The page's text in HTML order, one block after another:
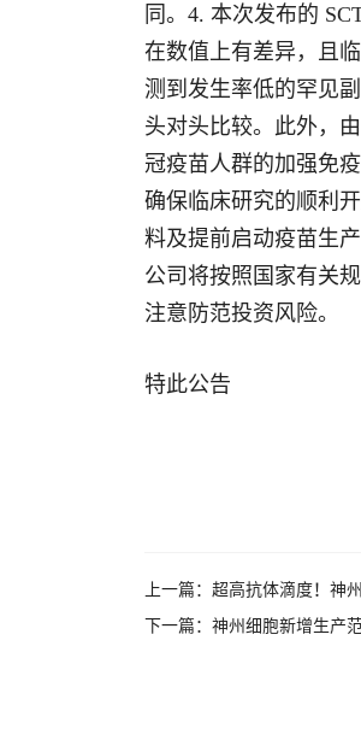
同。4. 本次发布的
在数值上有差异，且
测到发生率低的罕见
头对头比较。此外，
冠疫苗人群的加强免
确保临床研究的顺利
料及提前启动疫苗生
公司将按照国家有关
注意防范投资风险。
特此公告
上一篇：超高抗体滴度！神
下一篇：神州细胞新增生产